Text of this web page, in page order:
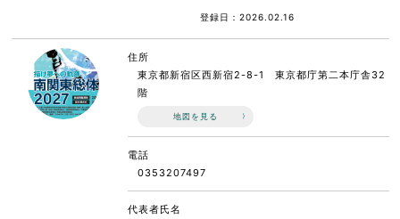
登録日：2026.02.16
住所
東京都新宿区西新宿2-8-1 東京都庁第二本庁舎32
階
地図を見る
電話
0353207497
代表者氏名